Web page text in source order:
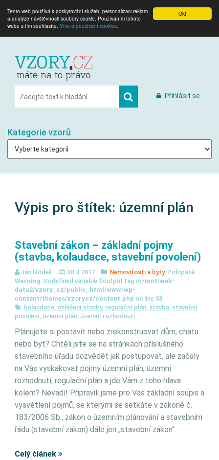
Ok!
Tento web používá k poskytování služeb, personalizaci reklam
a analýze návštěvnosti soubory cookie. Používáním tohoto
webu s tím souhlasíte. Více o používání cookies.
Přihlásit se
Kategorie vzorů
Výpis pro štítek: územní plán
Stavební zákon – základní pojmy
(stavba, kolaudace, stavební povolení)
Jan Hodek 30.3.2017 Nemovitosti a byty, Polopatě
Warning: Undefined variable $outputTag in /mnt/web-
data2/vzory_cz/public_html/www/wp-
content/themes/vzorycz/content.php on line 33
kolaudace, ohlášení stavby, regulační plán, stavba, stavební
povolení, územní plán, územní rozhodnutí
Plánujete si postavit nebo zrekonstruovat dům, chatu
nebo byt? Chtěli jste se na stránkách příslušného
stavebního úřadu dozvědět jak postupovat, ale začaly
na Vás vyskakovat pojmy územní plán, územní
rozhodnutí, regulační plán a jde Vám z toho hlava
kolem? Nevadí! Připravili jsme pro Vás základní soupis a
vysvětlení pojmů, se kterými se setkáte v zákoně č.
183/2006 Sb., zákon o územním plánování a stavebním
řádu (stavební zákon) dále jen „stavební zákon“.
Celý článek